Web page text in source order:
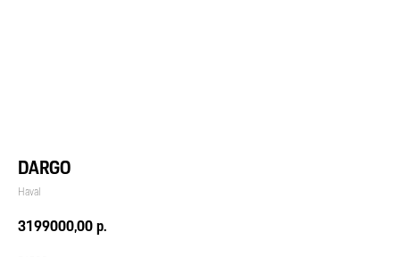
DARGO
Haval
3199000,00р.